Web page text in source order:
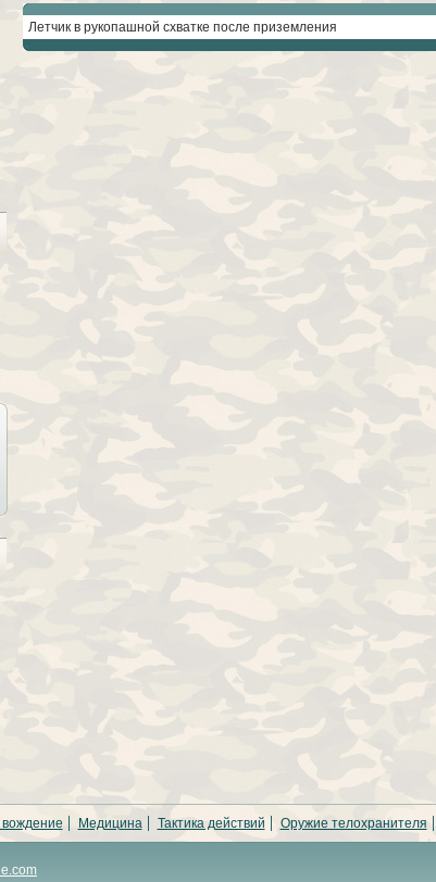
Летчик в рукопашной схватке после приземления
Медицина Тактика действий Оружие телохранителя